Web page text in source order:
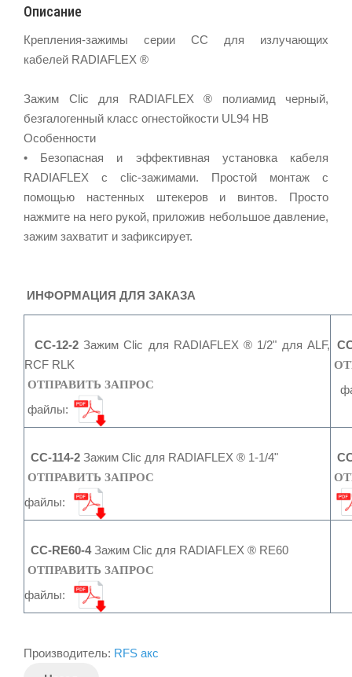
Описание
Крепления-зажимы серии СС для излучающих
кабелей RADIAFLEX ®
Зажим Clic для RADIAFLEX ® полиамид черный,
безгалогенный класс огнестойкости UL94 HB
Особенности
• Безопасная и эффективная установка кабеля
RADIAFLEX с clic-зажимами. Простой монтаж с
помощью настенных штекеров и винтов. Просто
нажмите на него рукой, приложив небольшое давление,
зажим захватит и зафиксирует.
ИНФОРМАЦИЯ ДЛЯ ЗАКАЗА
CC-12-2Зажим Clic для RADIAFLEX ® 1/2" для ALF,
RCF RLK
ОТПРАВИТЬ ЗАПРОС
файлы:
CC-114-2 Зажим Clic для RADIAFLEX ® 1-1/4"
ОТПРАВИТЬ ЗАПРОС
файлы:
CC-RE60-4Зажим Clic для RADIAFLEX ® RE60
ОТПРАВИТЬ ЗАПРОС
файлы:
Производитель: RFS акс